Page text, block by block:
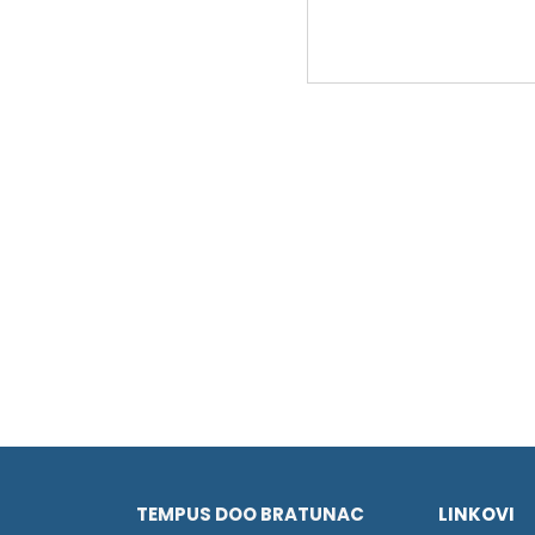
TEMPUS DOO BRATUNAC
LINKOVI